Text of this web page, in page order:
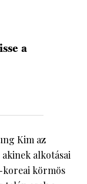
a
Kim az
alkotásai
koreai körmös